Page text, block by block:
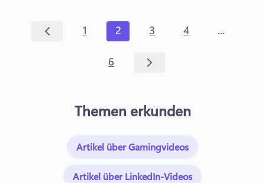
1 2 3 4 ...
6
Themen erkunden
Artikel über Gamingvideos
Artikel über LinkedIn-Videos